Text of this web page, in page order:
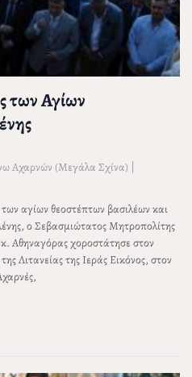
των Αγίων
Αχαρνών (Μεγάλα Σχίνα) |
αγίων θεοστέπτων βασιλέων και
ο Σεβασμιώτατος Μητροπολίτης
Αθηναγόρας χοροστάτησε στον
Λιτανείας της Ιεράς Εικόνος, στον